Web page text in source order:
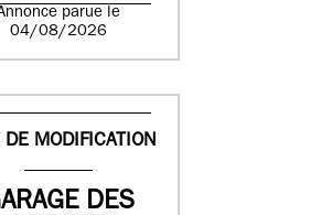
parue le
04/08/2026
DE MODIFICATION
DES